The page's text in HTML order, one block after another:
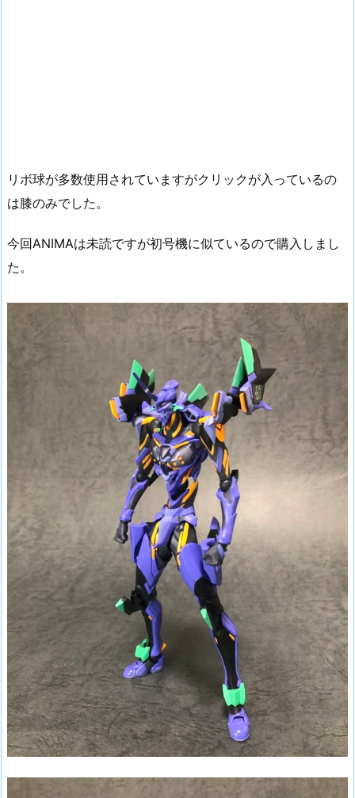
リボ球が多数使用されていますがクリックが入っているの
は膝のみでした。
今回ANIMAは未読ですが初号機に似ているので購入しまし
た。